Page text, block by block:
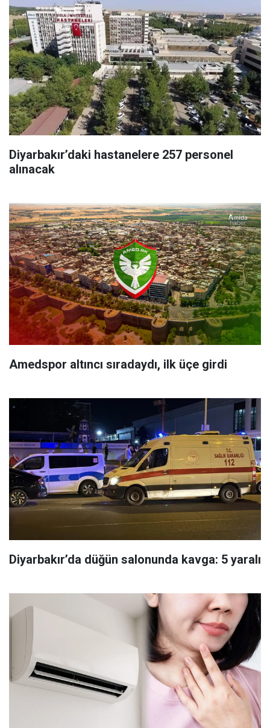
Diyarbakır’daki hastanelere 257 personel
alınacak
Amedspor altıncı sıradaydı, ilk üçe girdi
Diyarbakır’da düğün salonunda kavga: 5 yaralı